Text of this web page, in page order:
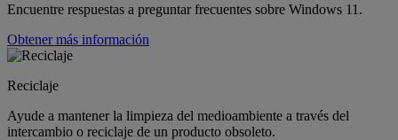
Encuentre respuestas a preguntar frecuentes sobre Windows 11.
Obtener más información
Reciclaje
Ayude a mantener la limpieza del medioambiente a través del
intercambio o reciclaje de un producto obsoleto.